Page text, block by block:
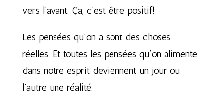
vers l’avant. Ça, c’est être positif!
Les pensées qu’on a sont des choses
réelles. Et toutes les pensées qu’on alimente
dans notre esprit deviennent un jour ou
l’autre une réalité.